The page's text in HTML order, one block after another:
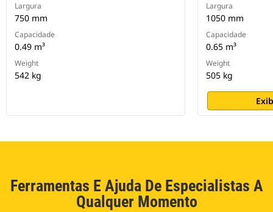
Largura
750 mm
Capacidade
0.49 m³
Weight
542 kg
Largura
1050 mm
Capacidade
0.65 m³
Weight
505 kg
Ferramentas E Ajuda De Especialistas A
Qualquer Momento